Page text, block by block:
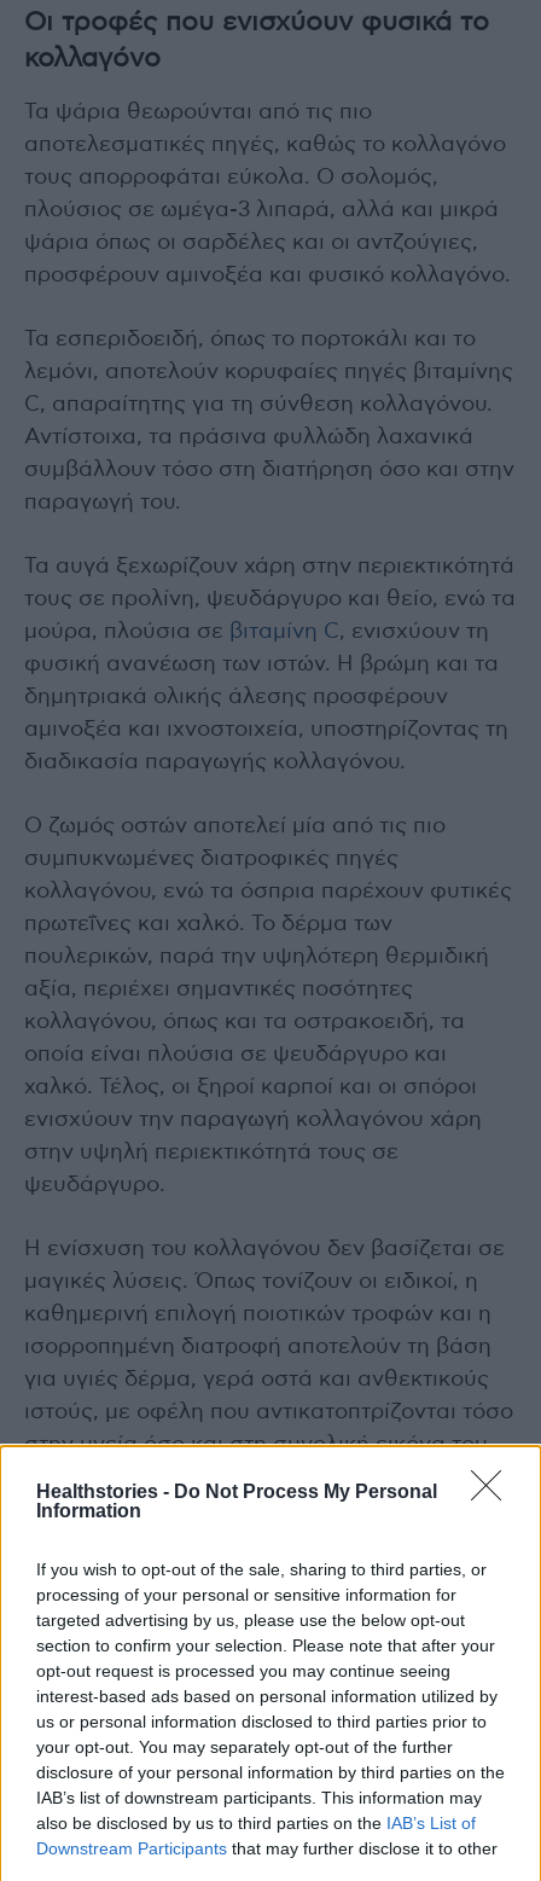
Healthstories - Do Not Process My Personal
Information
If you wish to opt-out of the sale, sharing to third parties, or
processing of your personal or sensitive information for
targeted advertising by us, please use the below opt-out
section to confirm your selection. Please note that after your
opt-out request is processed you may continue seeing
interest-based ads based on personal information utilized by
us or personal information disclosed to third parties prior to
your opt-out. You may separately opt-out of the further
disclosure of your personal information by third parties on the
IAB’s list of downstream participants. This information may
also be disclosed by us to third parties on the IAB’s List of
Downstream Participants that may further disclose it to other
Οι τροφές που ενισχύουν φυσικά το
κολλαγόνο
Τα ψάρια θεωρούνται από τις πιο
αποτελεσματικές πηγές, καθώς το κολλαγόνο
τους απορροφάται εύκολα. Ο σολομός,
πλούσιος σε ωμέγα-3 λιπαρά, αλλά και μικρά
ψάρια όπως οι σαρδέλες και οι αντζούγιες,
προσφέρουν αμινοξέα και φυσικό κολλαγόνο.
Τα εσπεριδοειδή, όπως το πορτοκάλι και το
λεμόνι, αποτελούν κορυφαίες πηγές βιταμίνης
C, απαραίτητης για τη σύνθεση κολλαγόνου.
Αντίστοιχα, τα πράσινα φυλλώδη λαχανικά
συμβάλλουν τόσο στη διατήρηση όσο και στην
παραγωγή του.
Τα αυγά ξεχωρίζουν χάρη στην περιεκτικότητά
τους σε προλίνη, ψευδάργυρο και θείο, ενώ τα
μούρα, πλούσια σε βιταμίνη C, ενισχύουν τη
φυσική ανανέωση των ιστών. Η βρώμη και τα
δημητριακά ολικής άλεσης προσφέρουν
αμινοξέα και ιχνοστοιχεία, υποστηρίζοντας τη
διαδικασία παραγωγής κολλαγόνου.
Ο ζωμός οστών αποτελεί μία από τις πιο
συμπυκνωμένες διατροφικές πηγές
κολλαγόνου, ενώ τα όσπρια παρέχουν φυτικές
πρωτεΐνες και χαλκό. Το δέρμα των
πουλερικών, παρά την υψηλότερη θερμιδική
αξία, περιέχει σημαντικές ποσότητες
κολλαγόνου, όπως και τα οστρακοειδή, τα
οποία είναι πλούσια σε ψευδάργυρο και
χαλκό. Τέλος, οι ξηροί καρποί και οι σπόροι
ενισχύουν την παραγωγή κολλαγόνου χάρη
στην υψηλή περιεκτικότητά τους σε
ψευδάργυρο.
Η ενίσχυση του κολλαγόνου δεν βασίζεται σε
μαγικές λύσεις. Όπως τονίζουν οι ειδικοί, η
καθημερινή επιλογή ποιοτικών τροφών και η
ισορροπημένη διατροφή αποτελούν τη βάση
για υγιές δέρμα, γερά οστά και ανθεκτικούς
ιστούς, με οφέλη που αντικατοπτρίζονται τόσο
στην υγεία όσο και στη συνολική εικόνα του
Διαβάστε επίσης
Πόσο κολλαγόνο χάνουμε ανά δεκαετία και
πως το αναπληρώνουμε
Τα δομικά στοιχεία μιας υγιεινής και νόστιμης
σαλάτας